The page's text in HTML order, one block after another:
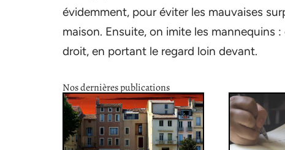
évidemment, pour éviter les mauvaises
maison. Ensuite, on imite les mannequins
droit, en portant le regard loin devant.
Nos dernières publications